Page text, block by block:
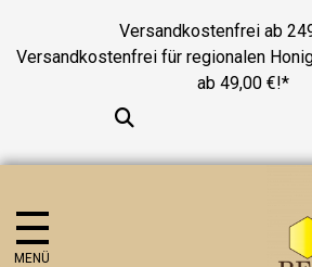
Versandkostenfrei ab
Versandkostenfrei für regionalen
ab 49,00 €!*
MENÜ